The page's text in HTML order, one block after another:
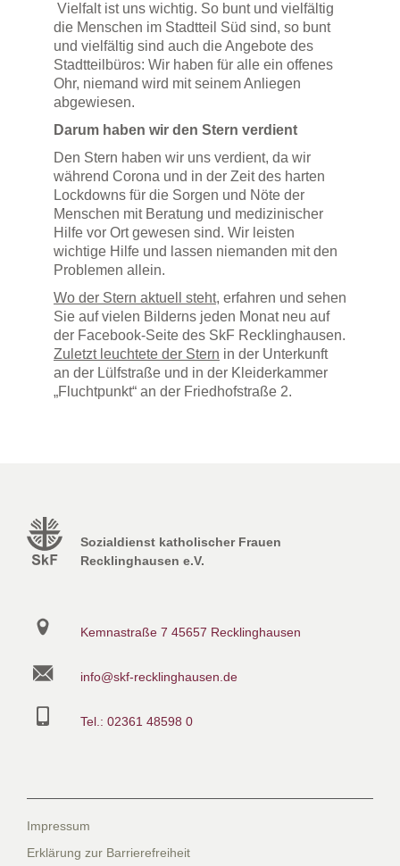
Vielfalt ist uns wichtig. So bunt und vielfältig
die Menschen im Stadtteil Süd sind, so bunt
und vielfältig sind auch die Angebote des
Stadtteilbüros: Wir haben für alle ein offenes
Ohr, niemand wird mit seinem Anliegen
abgewiesen.
Darum haben wir den Stern verdient
Den Stern haben wir uns verdient, da wir
während Corona und in der Zeit des harten
Lockdowns für die Sorgen und Nöte der
Menschen mit Beratung und medizinischer
Hilfe vor Ort gewesen sind. Wir leisten
wichtige Hilfe und lassen niemanden mit den
Problemen allein.
Wo der Stern aktuell steht, erfahren und sehen
Sie auf vielen Bilderns jeden Monat neu auf
der Facebook-Seite des SkF Recklinghausen.
Zuletzt leuchtete der Stern in der Unterkunft
an der Lülfstraße und in der Kleiderkammer
„Fluchtpunkt“ an der Friedhofstraße 2.
Sozialdienst katholischer Frauen
Recklinghausen e.V.
Kemnastraße 7 45657 Recklinghausen
info@skf-recklinghausen.de
Tel.: 02361 48598 0
Impressum
Erklärung zur Barrierefreiheit